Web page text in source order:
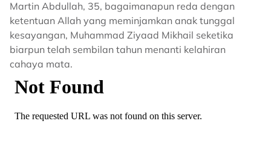
Martin Abdullah, 35, bagaimanapun reda dengan
ketentuan Allah yang meminjamkan anak tunggal
kesayangan, Muhammad Ziyaad Mikhail seketika
biarpun telah sembilan tahun menanti kelahiran
cahaya mata.